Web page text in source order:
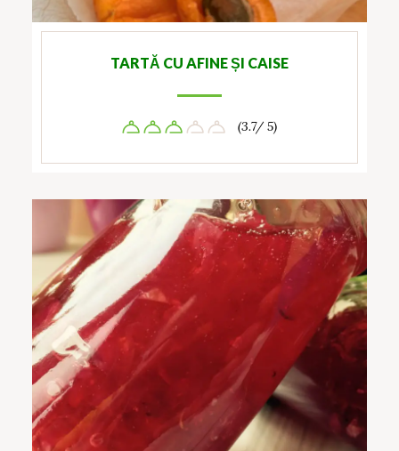
TARTĂ CU AFINE ȘI CAISE
(3.7/ 5)